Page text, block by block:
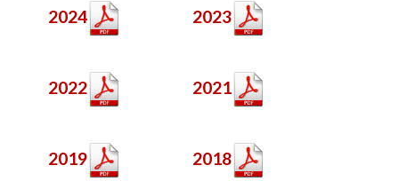
FORMULAIRES
LISTE DES CLUBS
2024 2023
2022 2021
2019 2018